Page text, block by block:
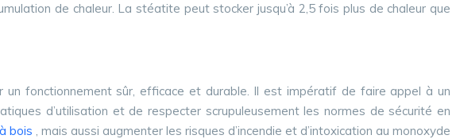
de chaleur. La stéatite peut stocker jusqu’à 2,5 fois plus de chaleur que
fonctionnement sûr, efficace et durable. Il est impératif de faire appel à un
d’utilisation et de respecter scrupuleusement les normes de sécurité en
bois , mais aussi augmenter les risques d’incendie et d’intoxication au monoxyde